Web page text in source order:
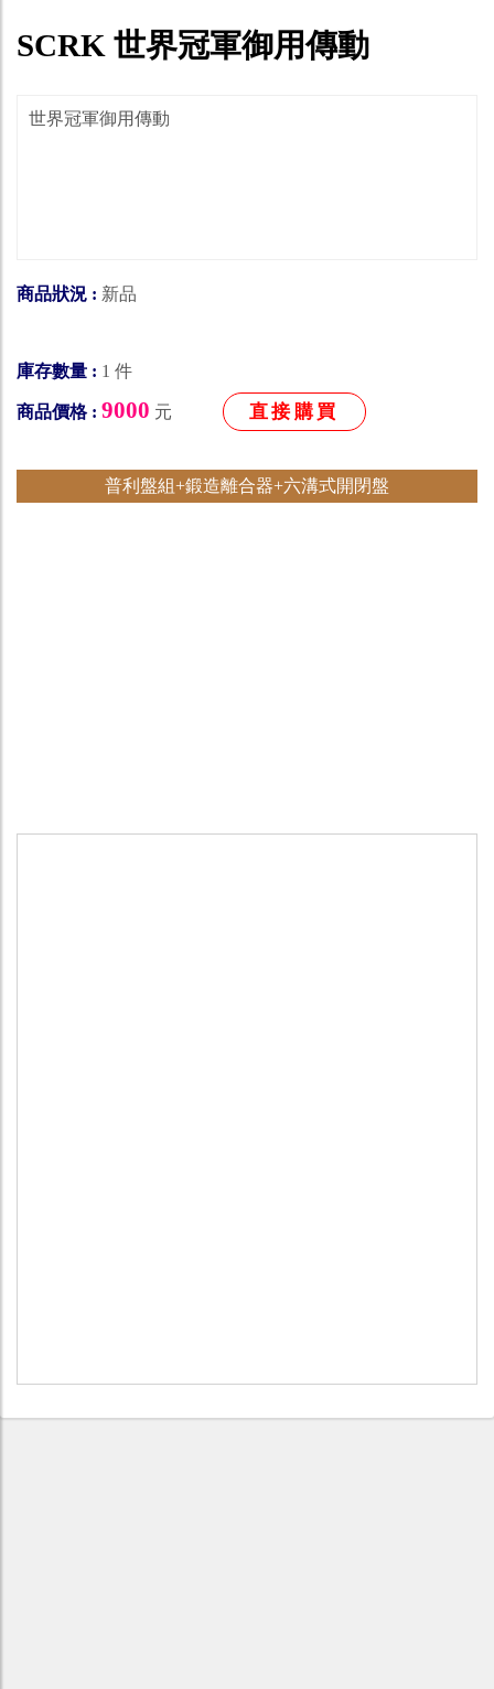
SCRK 世界冠軍御用傳動
世界冠軍御用傳動
商品狀況 : 新品
庫存數量 : 1 件
商品價格 : 9000 元 直接購買
普利盤組+鍛造離合器+六溝式開閉盤